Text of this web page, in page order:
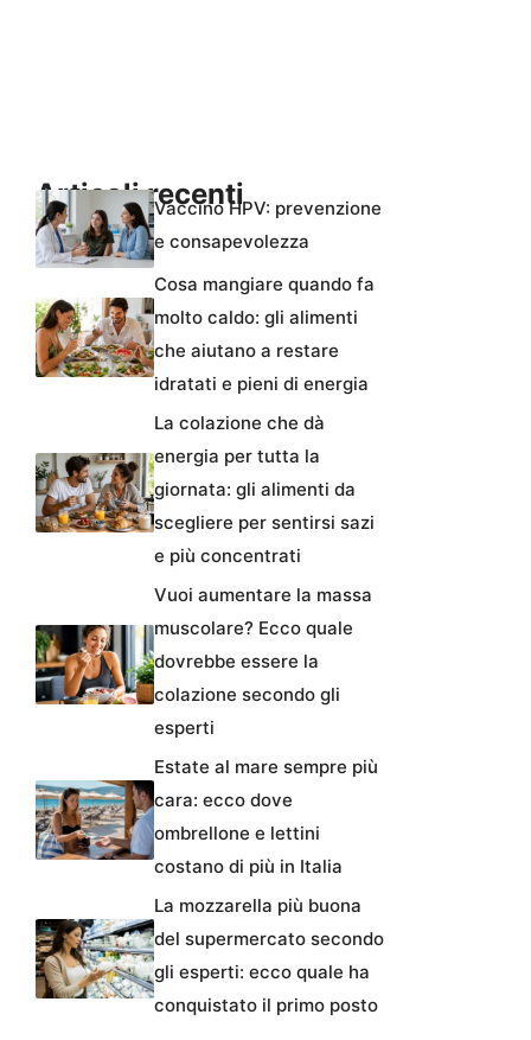
Articoli recentiVaccino HPV: prevenzione
e consapevolezza
Cosa mangiare quando fa
molto caldo: gli alimenti
che aiutano a restare
idratati e pieni di energia
La colazione che dà
energia per tutta la
giornata: gli alimenti da
scegliere per sentirsi sazi
e più concentrati
Vuoi aumentare la massa
muscolare? Ecco quale
dovrebbe essere la
colazione secondo gli
esperti
Estate al mare sempre più
cara: ecco dove
ombrellone e lettini
costano di più in Italia
La mozzarella più buona
del supermercato secondo
gli esperti: ecco quale ha
conquistato il primo posto